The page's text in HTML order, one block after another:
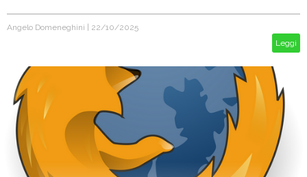
Angelo Domeneghini
22/10/2025
Leggi